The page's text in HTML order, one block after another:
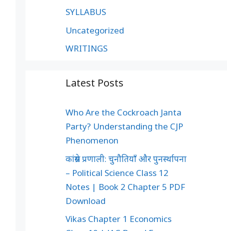
SYLLABUS
Uncategorized
WRITINGS
Latest Posts
Who Are the Cockroach Janta
Party? Understanding the CJP
Phenomenon
कांग्रेस प्रणाली: चुनौतियाँ और पुनर्स्थापना
– Political Science Class 12
Notes | Book 2 Chapter 5 PDF
Download
Vikas Chapter 1 Economics